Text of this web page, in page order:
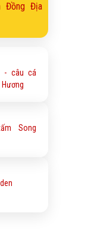
Đồng Địa
- câu cá
Song